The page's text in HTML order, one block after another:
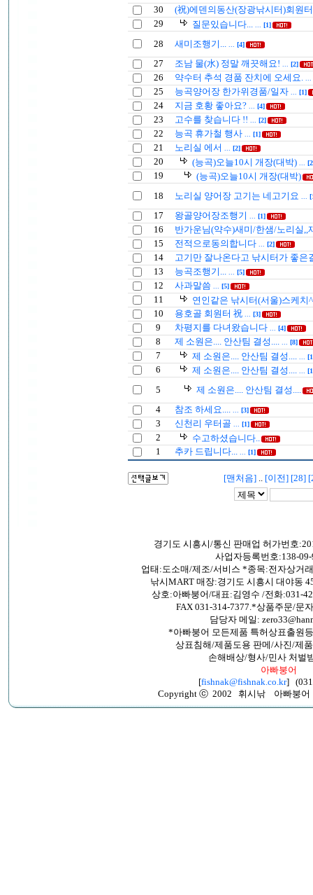
30
(祝)에덴의동산(장광낚시터)회원
29
질문있습니다... [1]
28 새미조행기... [4]
27 조남 물(水) 정말 깨끗해요! [2]
26 약수터 추석 경품 잔치에 오세요.
25 능곡양어장 한가위경품/일자 [1]
24 지금 호황 좋아요? [4]
23 고수를 찾습니다 !! [2]
22 능곡 휴가철 행사 [1]
21 노리실 에서 [2]
20 (능곡)오늘10시 개장(대박)
19
(능곡)오늘10시 개장(대박)
18
노리실 양어장 고기는 네고기요
17 왕골양어장조행기 [1]
16
반가운님(약수)새미/한샘/노리실,,
15
전적으로동의합니다 [2]
14
고기만 잘나온다고 낚시터가 좋은
13
능곡조행기... [5]
12 사과말씀 [5]
11
연인같은 낚시터(서울)스케치
10
용호골 회원터 祝 [3]
9 차평지를 다녀왔습니다 [4]
8 제 소원은.... 안산팀 결성.... [8]
7 제 소원은.... 안산팀 결성....
6 제 소원은.... 안산팀 결성....
5
제 소원은.... 안산팀 결성....
4
참조 하세요.... [3]
3 신천리 우터골 [1]
2
수고하셨습니다..
1
추카 드립니다... [1]
[맨처음] .. [이전] [28]
경기도 시흥시/통신 판매업 허가번호
사업자등록번호:138-09-
업태:도소매/제조/서비스 *종목:전자상거
낚시MART 매장:경기도 시흥시 대야동
상호:아빠붕어/대표:김영수 /전화:031-
FAX 031-314-7377.*상품주문/문
담당자 메일:
*아빠붕어 모든제품 특허상표출원
상표침해/제품도용 판메/사진/제
손해배상/형사/민사 처벌
아빠붕어
[fishnak@fishnak.co.kr]
Copyright ⓒ 2002 휘시낚 아빠붕어